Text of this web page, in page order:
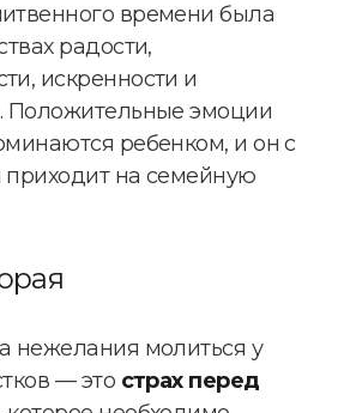
времени была
радости,
искренности и
Положительные эмоции
ребенком, и он с
приходит на семейную
нежелания молиться у
— это страх перед